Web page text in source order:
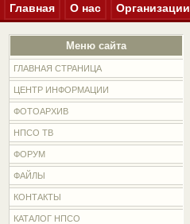
Главная О нас Организации
Меню сайта
ГЛАВНАЯ СТРАНИЦА
ЦЕНТР ИНФОРМАЦИИ
ФОТОАРХИВ
НПСО ТВ
ФОРУМ
ФАЙЛЫ
КОНТАКТЫ
КАТАЛОГ НПСО